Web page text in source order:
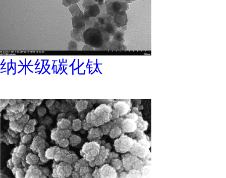
纳米级碳化钛